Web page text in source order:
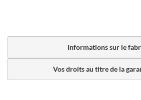
Informations sur le
Vos droits au titre de la